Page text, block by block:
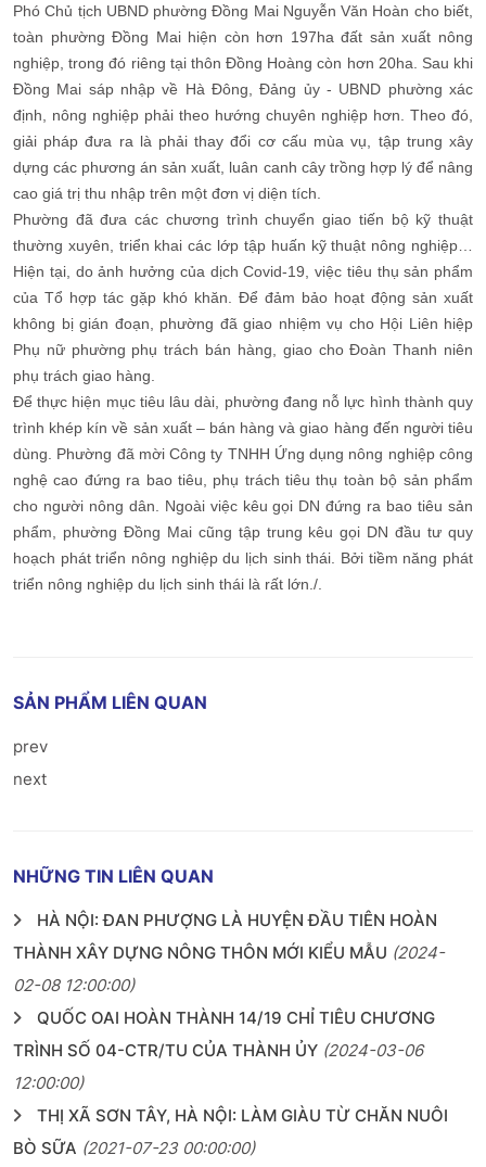
Phó Chủ tịch UBND phường Đồng Mai Nguyễn Văn Hoàn cho biết,
toàn phường Đồng Mai hiện còn hơn 197ha đất sản xuất nông
nghiệp, trong đó riêng tại thôn Đồng Hoàng còn hơn 20ha. Sau khi
Đồng Mai sáp nhập về Hà Đông, Đảng ủy - UBND phường xác
định, nông nghiệp phải theo hướng chuyên nghiệp hơn. Theo đó,
giải pháp đưa ra là phải thay đổi cơ cấu mùa vụ, tập trung xây
dựng các phương án sản xuất, luân canh cây trồng hợp lý để nâng
cao giá trị thu nhập trên một đơn vị diện tích.
Phường đã đưa các chương trình chuyển giao tiến bộ kỹ thuật
thường xuyên, triển khai các lớp tập huấn kỹ thuật nông nghiệp…
Hiện tại, do ảnh hưởng của dịch Covid-19, việc tiêu thụ sản phẩm
của Tổ hợp tác gặp khó khăn. Để đảm bảo hoạt động sản xuất
không bị gián đoạn, phường đã giao nhiệm vụ cho Hội Liên hiệp
Phụ nữ phường phụ trách bán hàng, giao cho Đoàn Thanh niên
phụ trách giao hàng.
Để thực hiện mục tiêu lâu dài, phường đang nỗ lực hình thành quy
trình khép kín về sản xuất – bán hàng và giao hàng đến người tiêu
dùng. Phường đã mời Công ty TNHH Ứng dụng nông nghiệp công
nghệ cao đứng ra bao tiêu, phụ trách tiêu thụ toàn bộ sản phẩm
cho người nông dân. Ngoài việc kêu gọi DN đứng ra bao tiêu sản
phẩm, phường Đồng Mai cũng tập trung kêu gọi DN đầu tư quy
hoạch phát triển nông nghiệp du lịch sinh thái. Bởi tiềm năng phát
triển nông nghiệp du lịch sinh thái là rất lớn./.
SẢN PHẨM LIÊN QUAN
prev
next
NHỮNG TIN LIÊN QUAN
HÀ NỘI: ĐAN PHƯỢNG LÀ HUYỆN ĐẦU TIÊN HOÀN
THÀNH XÂY DỰNG NÔNG THÔN MỚI KIỂU MẪU (2024-
02-08 12:00:00)
QUỐC OAI HOÀN THÀNH 14/19 CHỈ TIÊU CHƯƠNG
TRÌNH SỐ 04-CTR/TU CỦA THÀNH ỦY (2024-03-06
12:00:00)
THỊ XÃ SƠN TÂY, HÀ NỘI: LÀM GIÀU TỪ CHĂN NUÔI
BÒ SỮA (2021-07-23 00:00:00)